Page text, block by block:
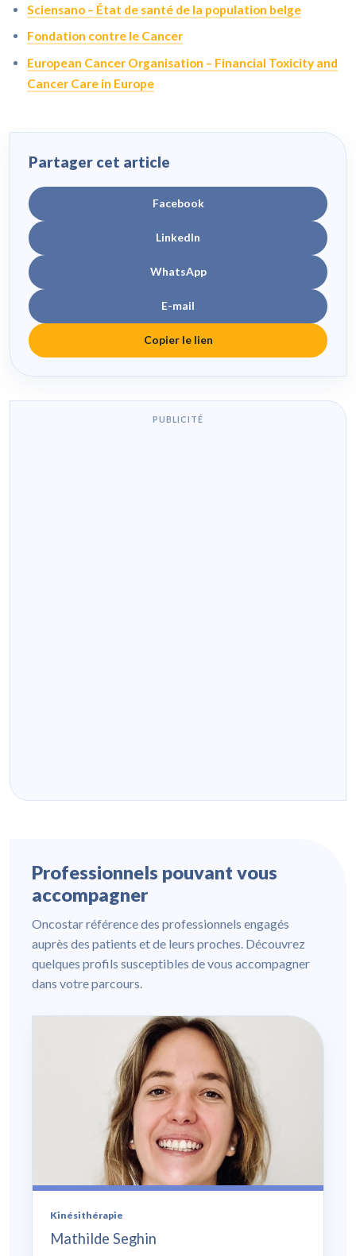
Sciensano – État de santé de la population belge
Fondation contre le Cancer
European Cancer Organisation – Financial Toxicity and
Cancer Care in Europe
Partager cet article
Facebook
LinkedIn
WhatsApp
E-mail
Copier le lien
PUBLICITÉ
Professionnels pouvant vous
accompagner
Oncostar référence des professionnels engagés
auprès des patients et de leurs proches. Découvrez
quelques profils susceptibles de vous accompagner
dans votre parcours.
Kinésithérapie
Mathilde Seghin